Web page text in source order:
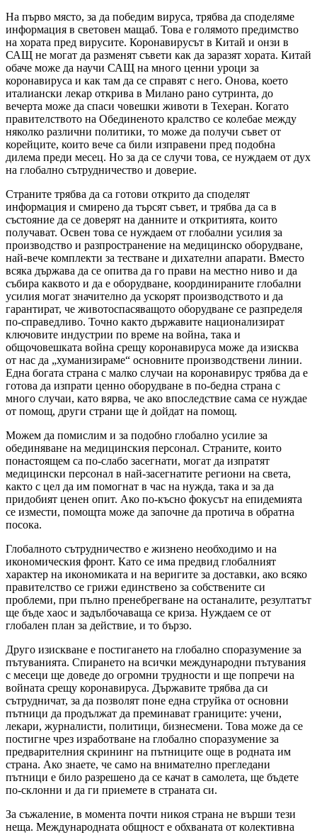
На първо място, за да победим вируса, трябва да споделяме
информация в световен мащаб. Това е голямото предимство
на хората пред вирусите. Коронавирусът в Китай и онзи в
САЩ не могат да разменят съвети как да заразят хората. Китай
обаче може да научи САЩ на много ценни уроци за
коронавируса и как там да се справят с него. Онова, което
италиански лекар открива в Милано рано сутринта, до
вечерта може да спаси човешки животи в Техеран. Когато
правителството на Обединеното кралство се колебае между
няколко различни политики, то може да получи съвет от
корейците, които вече са били изправени пред подобна
дилема преди месец. Но за да се случи това, се нуждаем от дух
на глобално сътрудничество и доверие.
Страните трябва да са готови открито да споделят
информация и смирено да търсят съвет, и трябва да са в
състояние да се доверят на данните и откритията, които
получават. Освен това се нуждаем от глобални усилия за
производство и разпространение на медицинско оборудване,
най-вече комплекти за тестване и дихателни апарати. Вместо
всяка държава да се опитва да го прави на местно ниво и да
събира каквото и да е оборудване, координираните глобални
усилия могат значително да ускорят производството и да
гарантират, че животоспасяващото оборудване се разпределя
по-справедливо. Точно както държавите национализират
ключовите индустрии по време на война, така и
общочовешката война срещу коронавируса може да изисква
от нас да „хуманизираме“ основните производствени линии.
Една богата страна с малко случаи на коронавирус трябва да е
готова да изпрати ценно оборудване в по-бедна страна с
много случаи, като вярва, че ако впоследствие сама се нуждае
от помощ, други страни ще ѝ дойдат на помощ.
Можем да помислим и за подобно глобално усилие за
обединяване на медицинския персонал. Страните, които
понастоящем са по-слабо засегнати, могат да изпратят
медицински персонал в най-засегнатите региони на света,
както с цел да им помогнат в час на нужда, така и за да
придобият ценен опит. Ако по-късно фокусът на епидемията
се измести, помощта може да започне да протича в обратна
посока.
Глобалното сътрудничество е жизнено необходимо и на
икономическия фронт. Като се има предвид глобалният
характер на икономиката и на веригите за доставки, ако всяко
правителство се грижи единствено за собствените си
проблеми, при пълно пренебрегване на останалите, резултатът
ще бъде хаос и задълбочаваща се криза. Нуждаем се от
глобален план за действие, и то бързо.
Друго изискване е постигането на глобално споразумение за
пътуванията. Спирането на всички международни пътувания
с месеци ще доведе до огромни трудности и ще попречи на
войната срещу коронавируса. Държавите трябва да си
сътрудничат, за да позволят поне една струйка от основни
пътници да продължат да преминават границите: учени,
лекари, журналисти, политици, бизнесмени. Това може да се
постигне чрез изработване на глобално споразумение за
предварителния скрининг на пътниците още в родната им
страна. Ако знаете, че само на внимателно прегледани
пътници е било разрешено да се качат в самолета, ще бъдете
по-склонни и да ги приемете в страната си.
За съжаление, в момента почти никоя страна не върши тези
неща. Международната общност е обхваната от колективна